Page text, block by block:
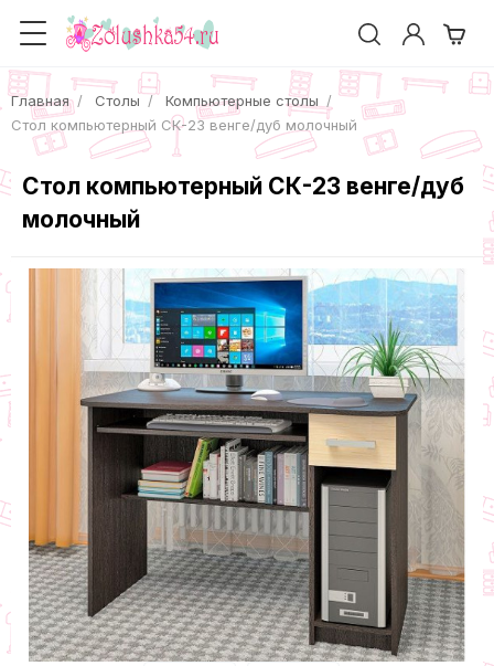
Главная Столы
Компьютерные столы
Cтол компьютерный СК-23 венге/дуб молочный
Cтол компьютерный СК-23 венге/дуб
молочный